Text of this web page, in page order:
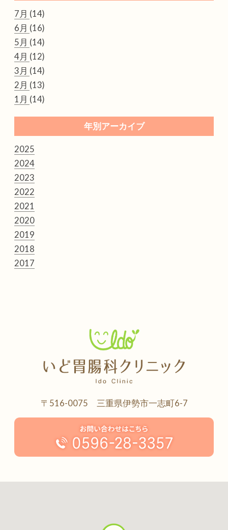
7月 (14)
6月 (16)
5月 (14)
4月 (12)
3月 (14)
2月 (13)
1月 (14)
年別アーカイブ
2025
2024
2023
2022
2021
2020
2019
2018
2017
〒516-0075 三重県伊勢市一志町6-7